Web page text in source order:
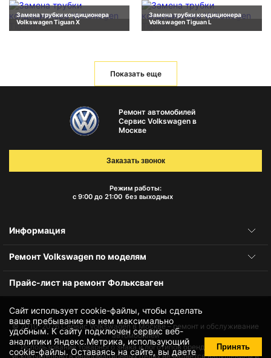
Замена трубки кондиционера
Volkswagen Tiguan X
Замена трубки кондиционера
Volkswagen Tiguan L
Показать еще
Сайт использует cookie-файлы, чтобы сделать
ваше пребывание на нем максимально
удобным. К cайту подключен сервис веб-
аналитики Яндекс.Метрика, использующий
cookie-файлы. Оставаясь на сайте, вы даете
Принять
Ремонт автомобилей
Сервис Volkswagen в
Москве
Режим работы:
с 9:00 до 21:00 без выходных
Заказать звонок
Информация
Ремонт Volkswagen по моделям
Прайс-лист на ремонт Фольксваген
© 2010-2026Сервис Volkswagen в Москве – ремонт и обслуживание
автомобилей
Использование товарного знака и логотипов бренда происходит
исключительно в информационных целях не является нарушением и